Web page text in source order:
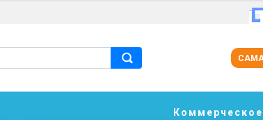
Коммерческое